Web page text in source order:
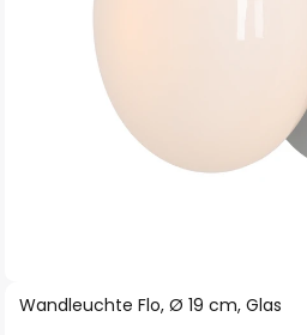
Zum
Wandleuchte Flo, Ø 19 cm, Glas